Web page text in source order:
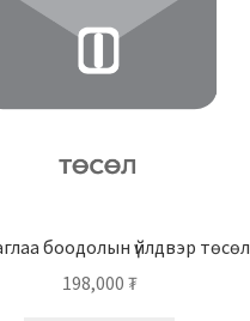
боодолын үйлдвэр төсөл
198,000 ₮